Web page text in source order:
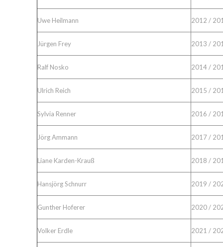
Uwe Heilmann 2012 /
Jürgen Frey 2013 /
Ralf Nosko 2014 /
Ulrich Reich 2015 /
Sylvia Renner 2016 /
Jörg Ammann 2017 /
Liane Karden-Krauß 2018 /
Hansjörg Schnurr 2019 /
Gunther Hoferer 2020 /
Volker Erdle 2021 /